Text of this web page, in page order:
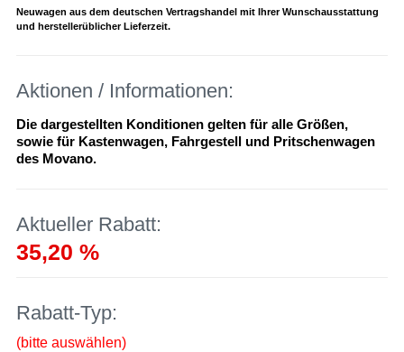
Neuwagen aus dem deutschen Vertragshandel mit Ihrer Wunschausstattung
und herstellerüblicher Lieferzeit.
Aktionen / Informationen:
Die dargestellten Konditionen gelten für alle Größen,
sowie für Kastenwagen, Fahrgestell und Pritschenwagen
des Movano.
Aktueller Rabatt:
35,20 %
Rabatt-Typ:
(bitte auswählen)